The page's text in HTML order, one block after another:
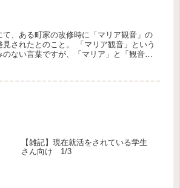
、ある町家の改修時に「マリア観音」の
こと。 「マリア観音」という
のない言葉ですが、「マリア」と「観音」
【雑記】現在就活をされている学生
さん向け 1/3